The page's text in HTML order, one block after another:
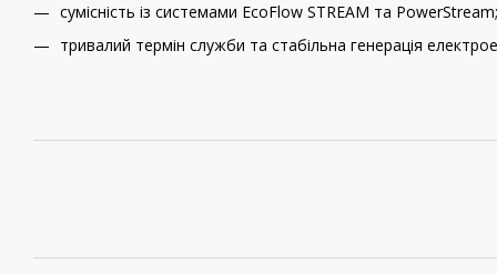
сумісність із системами EcoFlow STREAM та PowerStream;
тривалий термін служби та стабільна генерація